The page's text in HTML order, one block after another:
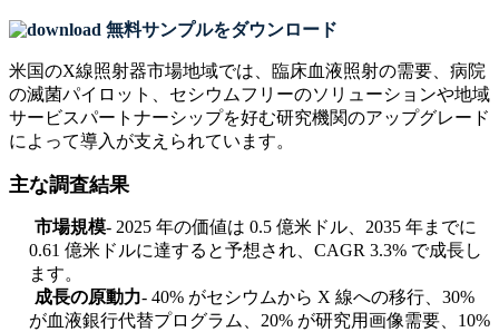
無料サンプルをダウンロード
米国のX線照射器市場地域では、臨床血液照射の需要、病院
の滅菌パイロット、セシウムフリーのソリューションや地域
サービスパートナーシップを好む研究機関のアップグレード
によって導入が支えられています。
主な調査結果
市場規模- 2025 年の価値は 0.5 億米ドル、2035 年までに
0.61 億米ドルに達すると予想され、CAGR 3.3% で成長し
ます。
成長の原動力- 40% がセシウムから X 線への移行、30%
が血液銀行代替プログラム、20% が研究用画像需要、10%